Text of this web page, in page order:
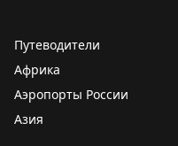
Путеводители
Африка
Аэропорты России
Азия